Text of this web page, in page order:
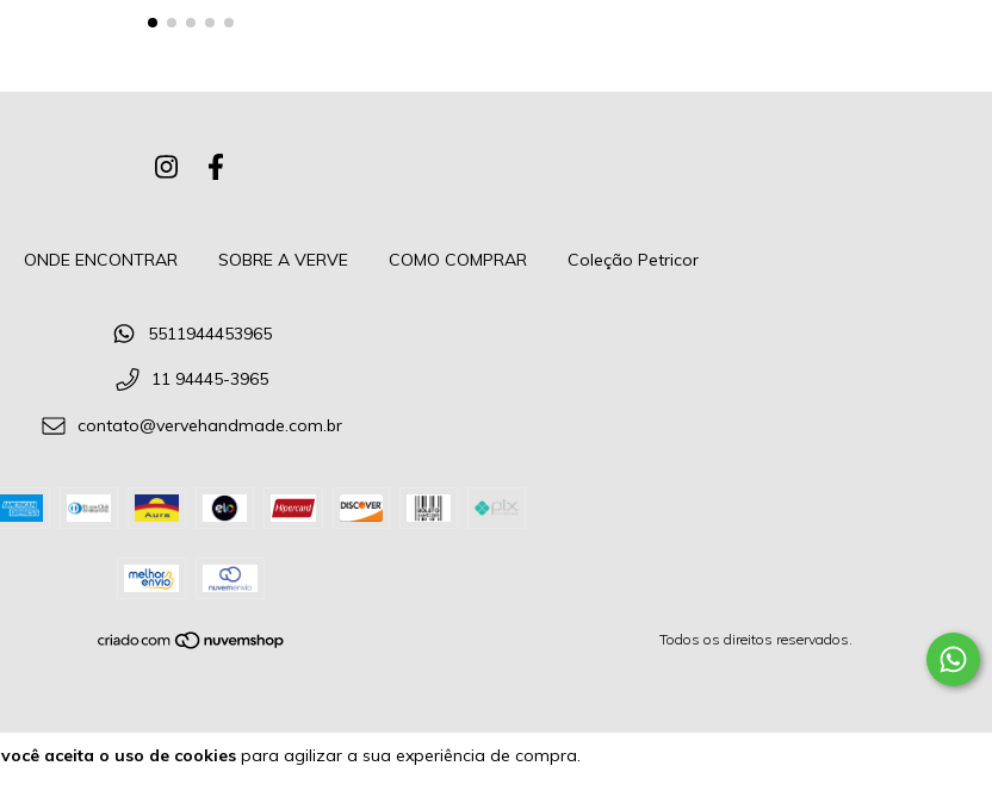
você aceita o uso de cookies para agilizar a sua experiência de compra.
ONDE ENCONTRAR SOBRE A VERVE COMO COMPRAR Coleção Petricor
5511944453965
11 94445-3965
contato@vervehandmade.com.br
Todos os direitos reservados.